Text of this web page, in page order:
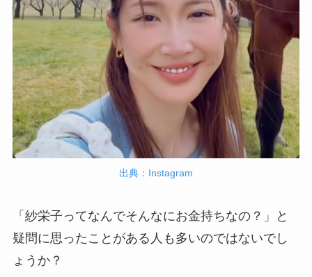
出典：Instagram
「紗栄子ってなんでそんなにお金持ちなの？」と
疑問に思ったことがある人も多いのではないでし
ょうか？